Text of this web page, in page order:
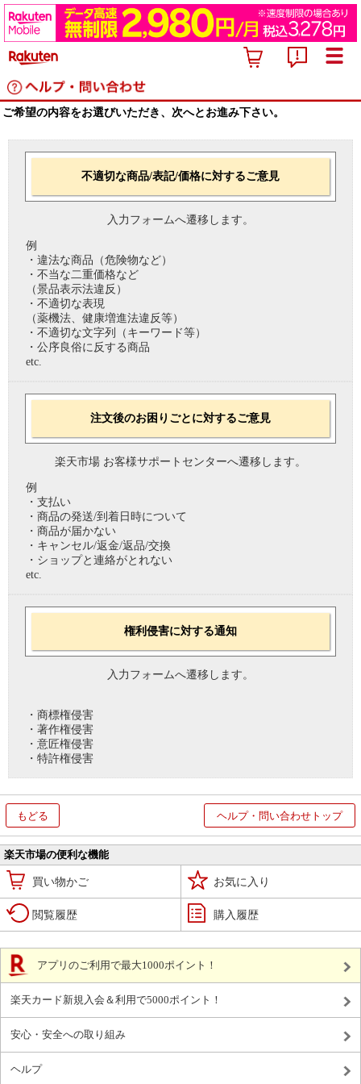
ご希望の内容をお選びいただき、次へとお進み下さい。
不適切な商品/表記/価格に対するご意見
入力フォームへ遷移します。
例
・違法な商品（危険物など）
・不当な二重価格など
（景品表示法違反）
・不適切な表現
（薬機法、健康増進法違反等）
・不適切な文字列（キーワード等）
・公序良俗に反する商品
etc.
注文後のお困りごとに対するご意見
楽天市場 お客様サポートセンターへ遷移します。
例
・支払い
・商品の発送/到着日時について
・商品が届かない
・キャンセル/返金/返品/交換
・ショップと連絡がとれない
etc.
権利侵害に対する通知
入力フォームへ遷移します。
・商標権侵害
・著作権侵害
・意匠権侵害
・特許権侵害
もどる ヘルプ・問い合わせトップ
楽天市場の便利な機能
買い物かご お気に入り
閲覧履歴 購入履歴
アプリのご利用で最大1000ポイント！
楽天カード新規入会＆利用で5000ポイント！
安心・安全への取り組み
ヘルプ